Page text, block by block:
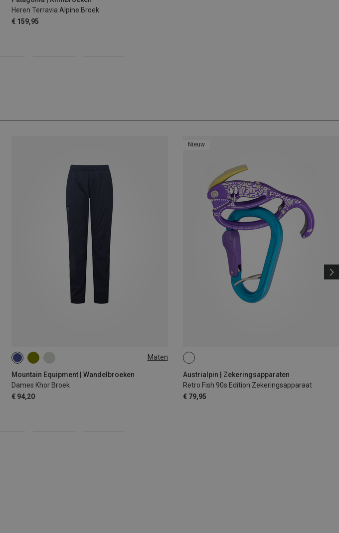
Heren Terravia Alpine Broek
€ 159,95
Maten
Mountain Equipment | Wandelbroeken
Dames Khor Broek
€ 94,20
XS S
Nieuw
Austrialpin | Zekeringsapparaten
Retro Fish 90s Edition Zekeringsapparaat
€ 79,95